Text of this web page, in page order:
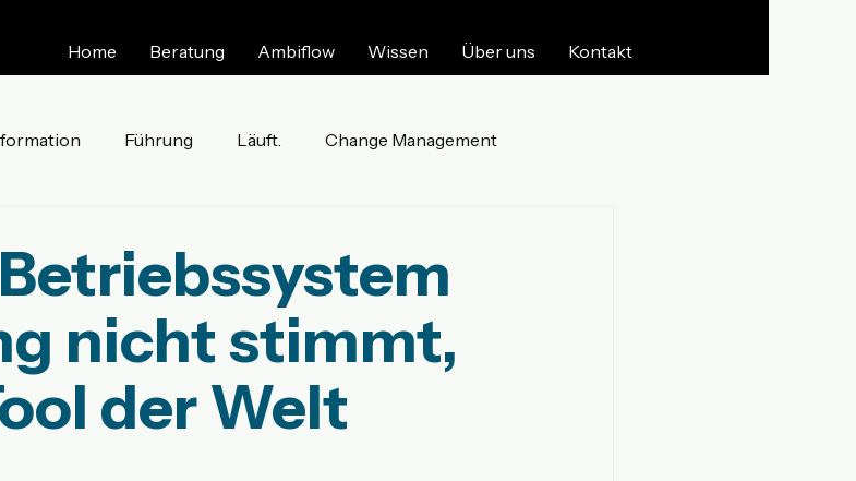
Home Beratung Ambiflow Wissen Über uns Kontakt
Führung Läuft. Change Management
nicht stimmt,
der Welt